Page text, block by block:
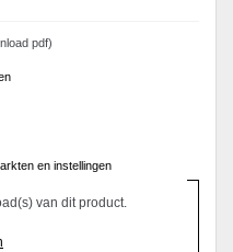
pdf)
en instellingen
van dit product.